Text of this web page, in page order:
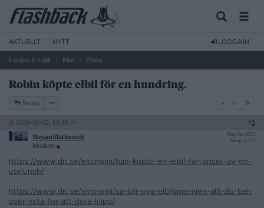
AKTUELLT NYTT LOGGA IN
Fordon & trafik Bilar Elbilar
Robin köpte elbil för en hundring.
Svara
2026-05-02, 14:16 #1
StojanVlatkovich
Medlem
Reg: Jun 2010
Inlägg: 6 275
https://www.dn.se/ekonomi/han-kopte-en-elbil-for-priset-av-en-
utelunch/
https://www.dn.se/ekonomi/sa-blir-nya-elbilspremien-allt-du-beh
over-veta-for-att-gora-klipp/